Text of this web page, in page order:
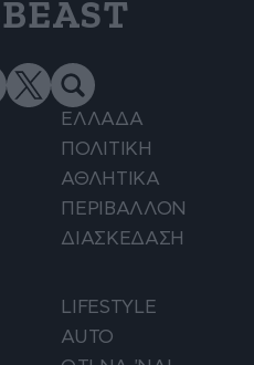
ΕΛΛΑΔΑ
ΠΟΛΙΤΙΚΗ
ΑΘΛΗΤΙΚΑ
ΠΕΡΙΒΑΛΛΟΝ
ΔΙΑΣΚΕΔΑΣΗ
LIFESTYLE
AUTO